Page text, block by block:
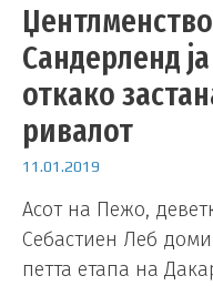
Сандерленд
откако
ривалот
11.01.2019
Асот на Пежо,
Себастиен Леб
петта етапа на